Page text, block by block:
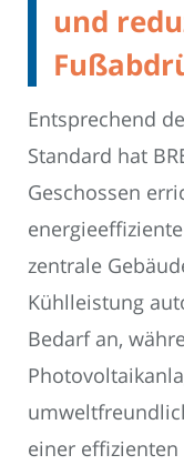
und
Entsprechend
Standard hat
Geschossen
zentrale
Kühlleistung
Bedarf an,
einer